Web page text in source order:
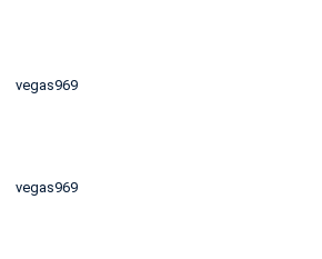
vegas969
vegas969